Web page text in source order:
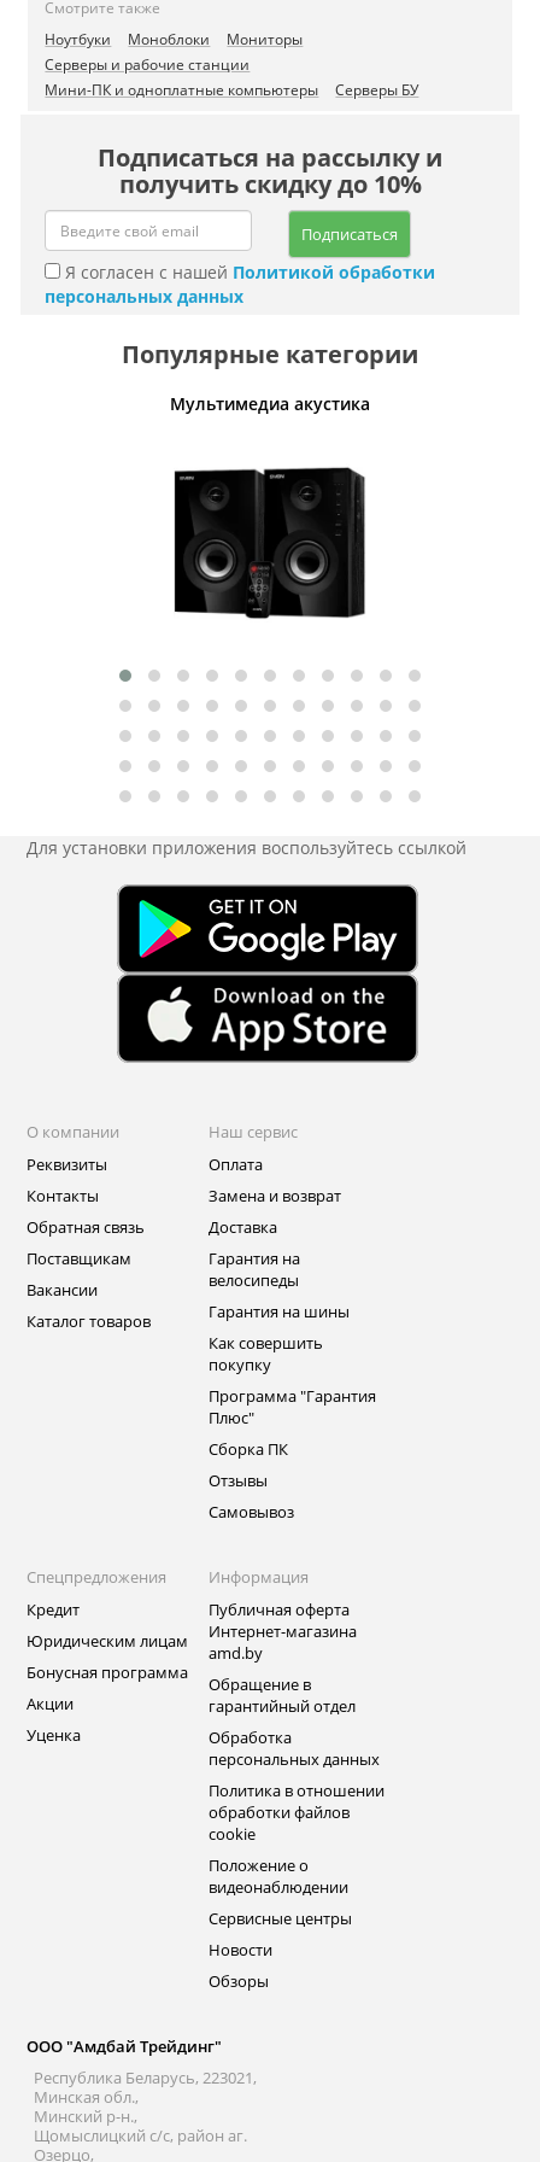
Смотрите также
Ноутбуки
Моноблоки
Мониторы
Серверы и рабочие станции
Мини-ПК и одноплатные компьютеры
Серверы БУ
Подписаться на рассылку и
получить скидку до 10%
Подписаться
Я согласен с нашей Политикой обработки
персональных данных
Популярные категории
Мультимедиа акустика
Для установки приложения воспользуйтесь ссылкой
О компании
Реквизиты
Контакты
Обратная связь
Поставщикам
Вакансии
Каталог товаров
Наш сервис
Оплата
Замена и возврат
Доставка
Гарантия на
велосипеды
Гарантия на шины
Как совершить
покупку
Программа "Гарантия
Плюс"
Сборка ПК
Отзывы
Самовывоз
Спецпредложения
Кредит
Юридическим лицам
Бонусная программа
Акции
Уценка
Информация
Публичная оферта
Интернет-магазина
amd.by
Обращение в
гарантийный отдел
Обработка
персональных данных
Политика в отношении
обработки файлов
cookie
Положение о
видеонаблюдении
Сервисные центры
Новости
Обзоры
ООО "Амдбай Трейдинг"
Республика Беларусь, 223021,
Минская обл.,
Минский р-н.,
Щомыслицкий с/с, район аг.
Озерцо,